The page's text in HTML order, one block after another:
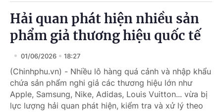
Hải quan phát hiện nhiều sản
phẩm giả thương hiệu quốc tế
01/06/2026 18:27
(Chinhphu.vn) - Nhiều lô hàng quá cảnh và nhập khẩu
chứa sản phẩm nghi giả các thương hiệu lớn như
Apple, Samsung, Nike, Adidas, Louis Vuitton... vừa bị
lực lượng hải quan phát hiện, kiểm tra và xử lý theo